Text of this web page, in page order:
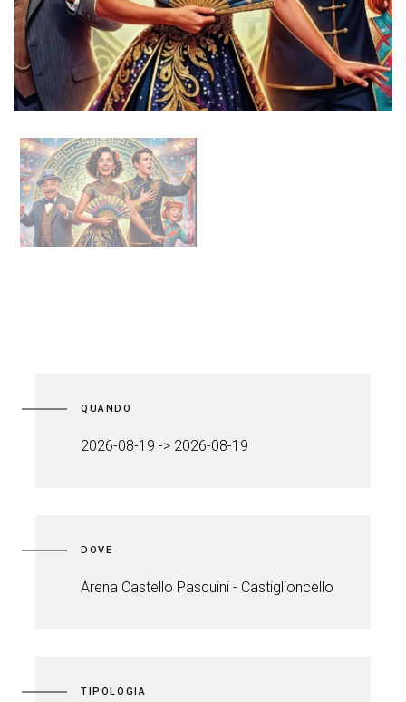
QUANDO
2026-08-19 -> 2026-08-19
DOVE
Arena Castello Pasquini - Castiglioncello
TIPOLOGIA